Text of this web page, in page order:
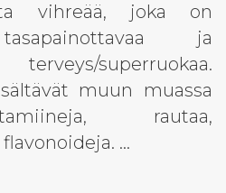
vihreää, joka on
ja
superruokaa.
muun muassa
rautaa,
…